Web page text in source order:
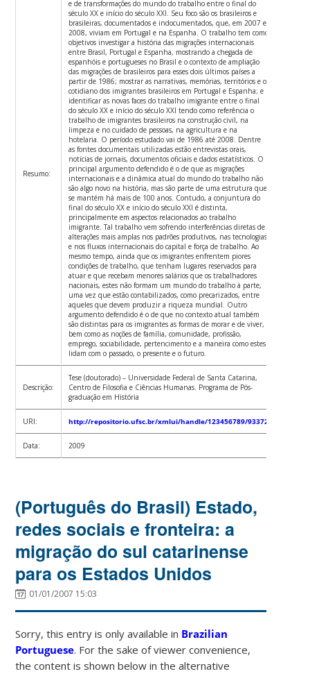
Resumo:
e de transformações do mundo do trabalho entre o final do
século XX e início do século XXI. Seu foco são os brasileiros e
brasileiras, documentados e indocumentados, que, em 2007 e
2008, viviam em Portugal e na Espanha. O trabalho tem como
objetivos investigar a história das migrações internacionais
entre Brasil, Portugal e Espanha, mostrando a chegada de
espanhóis e portugueses no Brasil e o contexto de ampliação
das migrações de brasileiros para esses dois últimos países a
partir de 1986; mostrar as narrativas, memórias, territórios e o
cotidiano dos imigrantes brasileiros em Portugal e Espanha; e
identificar as novas faces do trabalho imigrante entre o final
do século XX e início do século XXI tendo como referência o
trabalho de imigrantes brasileiros na construção civil, na
limpeza e no cuidado de pessoas, na agricultura e na
hotelaria. O período estudado vai de 1986 até 2008. Dentre
as fontes documentais utilizadas estão entrevistas orais,
notícias de jornais, documentos oficiais e dados estatísticos. O
principal argumento defendido é o de que as migrações
internacionais e a dinâmica atual do mundo do trabalho não
são algo novo na história, mas são parte de uma estrutura que
se mantém há mais de 100 anos. Contudo, a conjuntura do
final do século XX e início do século XXI é distinta,
principalmente em aspectos relacionados ao trabalho
imigrante. Tal trabalho vem sofrendo interferências diretas de
alterações mais amplas nos padrões produtivos, nas tecnologias
e nos fluxos internacionais do capital e força de trabalho. Ao
mesmo tempo, ainda que os imigrantes enfrentem piores
condições de trabalho, que tenham lugares reservados para
atuar e que recebam menores salários que os trabalhadores
nacionais, estes não formam um mundo do trabalho à parte,
uma vez que estão contabilizados, como precarizados, entre
aqueles que devem produzir a riqueza mundial. Outro
argumento defendido é o de que no contexto atual também
são distintas para os imigrantes as formas de morar e de viver,
bem como as noções de família, comunidade, profissão,
emprego, sociabilidade, pertencimento e a maneira como estes
lidam com o passado, o presente e o futuro.
Descrição:
Tese (doutorado) – Universidade Federal de Santa Catarina,
Centro de Filosofia e Ciências Humanas. Programa de Pós-
graduação em História
URI: http://repositorio.ufsc.br/xmlui/handle/123456789/93372
Data: 2009
(Português do Brasil) Estado,
redes sociais e fronteira: a
migração do sul catarinense
para os Estados Unidos
01/01/2007 15:03
Sorry, this entry is only available in Brazilian
Portuguese. For the sake of viewer convenience,
the content is shown below in the alternative